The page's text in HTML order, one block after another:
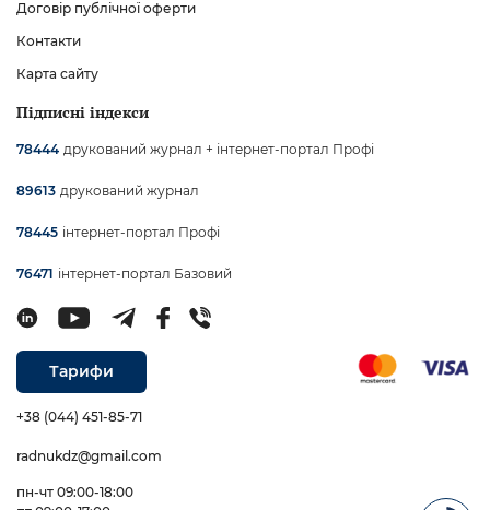
Договір публічної оферти
Контакти
Карта сайту
Підписні індекси
78444 друкований журнал + інтернет-портал Профі
89613 друкований журнал
78445 інтернет-портал Профі
76471 інтернет-портал Базовий
Тарифи
+38 (044) 451-85-71
radnukdz@gmail.com
пн-чт 09:00-18:00